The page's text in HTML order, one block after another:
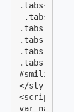
.tabs
.tabs li
.tabs li
.tabs
.tabs
#smilies-
</style>
<script
var nabor=[];